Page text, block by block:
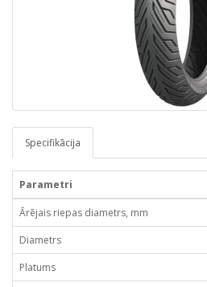
Specifikācija
Parametri
Ārējais riepas diametrs, mm
Diametrs
Platums